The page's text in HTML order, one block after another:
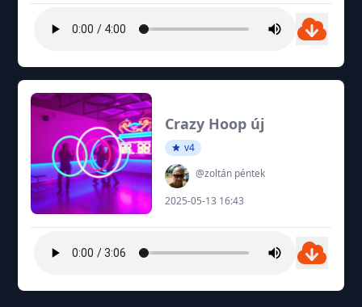
Crazy Hoop új
v4
@zoltán péntek
2025-05-13 16:43